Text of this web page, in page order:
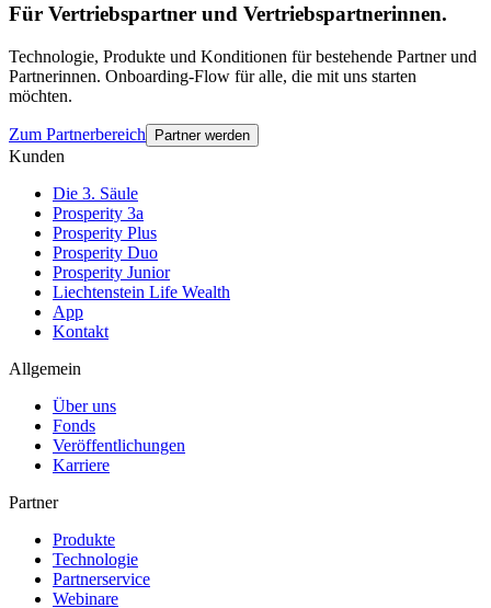
Für Vertriebspartner und Vertriebspartnerinnen.
Technologie, Produkte und Konditionen für bestehende Partner und
Partnerinnen. Onboarding-Flow für alle, die mit uns starten
möchten.
Zum Partnerbereich Partner werden
Kunden
Die 3. Säule
Prosperity 3a
Prosperity Plus
Prosperity Duo
Prosperity Junior
Liechtenstein Life Wealth
App
Kontakt
Allgemein
Über uns
Fonds
Veröffentlichungen
Karriere
Partner
Produkte
Technologie
Partnerservice
Webinare